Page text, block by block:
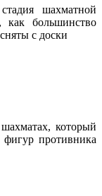
шахматной
как большинство
с доски
который
фигур противника